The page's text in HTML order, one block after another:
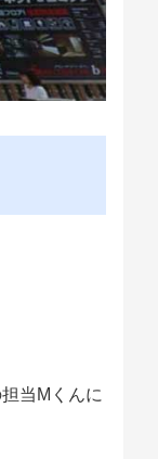
当Mくんに